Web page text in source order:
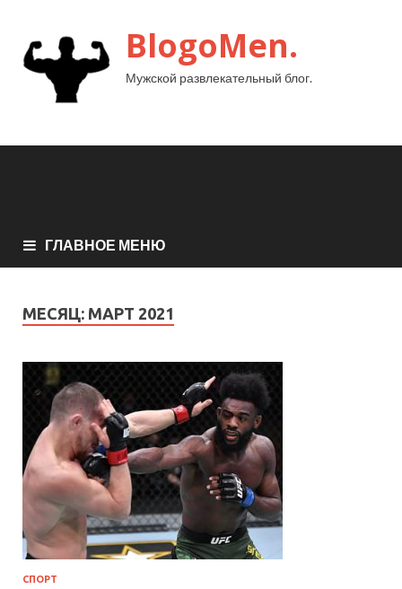
BlogoMen.
Мужской развлекательный блог.
ГЛАВНОЕ МЕНЮ
МЕСЯЦ: МАРТ 2021
СПОРТ